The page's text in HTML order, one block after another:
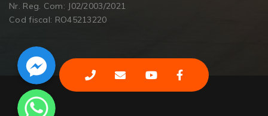
Nr. Reg. Com: J02/2003/2021
Cod fiscal: RO45213220
Facebook Messenger
WhatsApp